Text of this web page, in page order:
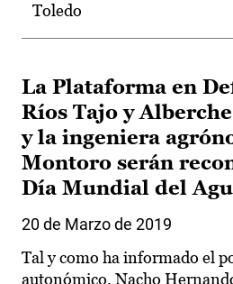
Toledo
La Plataforma en
Ríos Tajo y
y la ingeniera
Montoro serán
Día Mundial del
20 de Marzo de 2019
Tal y como ha informado el
autonómico, Nacho